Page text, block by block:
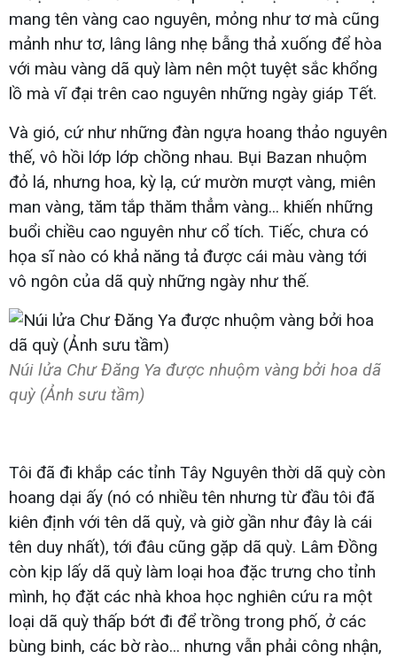
mang tên vàng cao nguyên, mỏng như tơ mà cũng
mảnh như tơ, lâng lâng nhẹ bẫng thả xuống để hòa
với màu vàng dã quỳ làm nên một tuyệt sắc khổng
lồ mà vĩ đại trên cao nguyên những ngày giáp Tết.
Và gió, cứ như những đàn ngựa hoang thảo nguyên
thế, vô hồi lớp lớp chồng nhau. Bụi Bazan nhuộm
đỏ lá, nhưng hoa, kỳ lạ, cứ mườn mượt vàng, miên
man vàng, tăm tắp thăm thẳm vàng... khiến những
buổi chiều cao nguyên như cổ tích. Tiếc, chưa có
họa sĩ nào có khả năng tả được cái màu vàng tới
vô ngôn của dã quỳ những ngày như thế.
Núi lửa Chư Đăng Ya được nhuộm vàng bởi hoa dã
quỳ (Ảnh sưu tầm)
Tôi đã đi khắp các tỉnh Tây Nguyên thời dã quỳ còn
hoang dại ấy (nó có nhiều tên nhưng từ đầu tôi đã
kiên định với tên dã quỳ, và giờ gần như đây là cái
tên duy nhất), tới đâu cũng gặp dã quỳ. Lâm Đồng
còn kịp lấy dã quỳ làm loại hoa đặc trưng cho tỉnh
mình, họ đặt các nhà khoa học nghiên cứu ra một
loại dã quỳ thấp bớt đi để trồng trong phố, ở các
bùng binh, các bờ rào... nhưng vẫn phải công nhận,